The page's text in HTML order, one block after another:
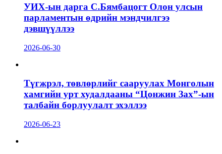
УИХ-ын дарга С.Бямбацогт Олон улсын
парламентын өдрийн мэндчилгээ
дэвшүүллээ
2026-06-30
Түгжрэл, төвлөрлийг сааруулах Монголын
хамгийн урт худалдааны “Цонжин Зах”-ын
талбайн борлуулалт эхэллээ
2026-06-23